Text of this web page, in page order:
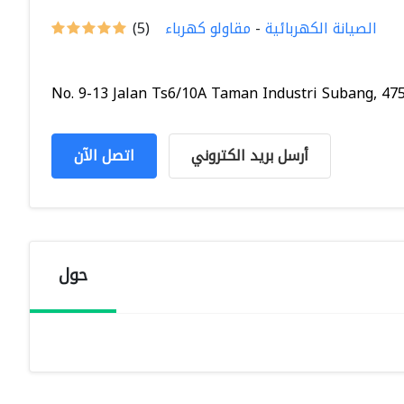
(5) الصيانة الكهربائية- مقاولو كهرباء
No. 9-13 Jalan Ts6/10A Taman Industri Subang,
اتصل الآن أرسل بريد الكتروني
حول